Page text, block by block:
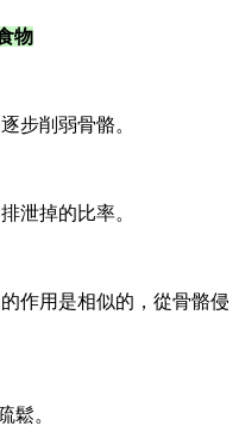
物
步削弱骨骼。
泄掉的比率。
作用是相似的，從骨骼侵
鬆。